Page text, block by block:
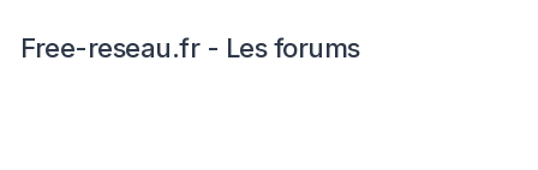
Free-reseau.fr - Les forums